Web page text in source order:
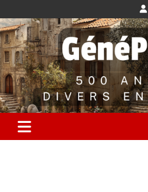
Aller
au
contenu
GénéProvence
500 ans de faits divers en Provence